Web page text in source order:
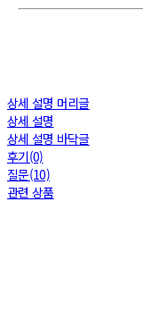
상세 설명 머리글
상세 설명
상세 설명 바닥글
후기(0)
질문(10)
관련 상품